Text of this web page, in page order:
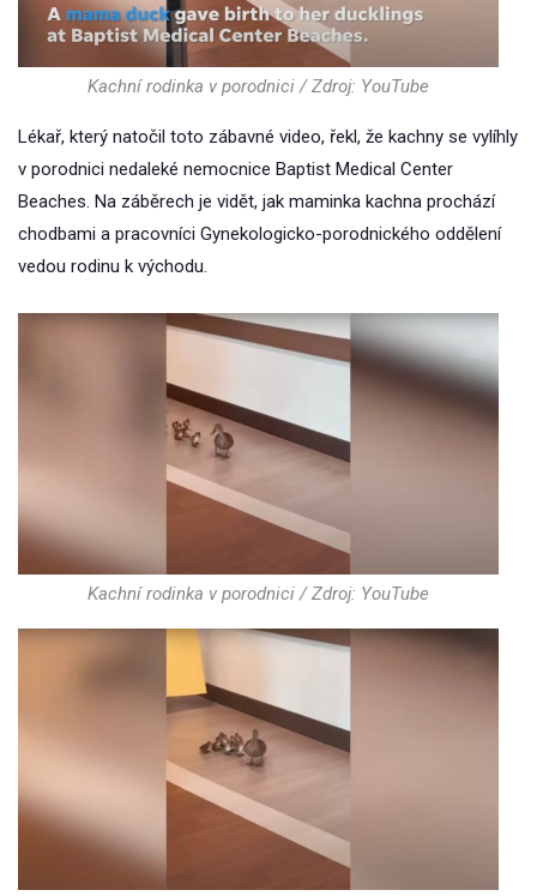
Kachní rodinka v porodnici / Zdroj: YouTube
Lékař, který natočil toto zábavné video, řekl, že kachny se vylíhly
v porodnici nedaleké nemocnice Baptist Medical Center
Beaches. Na záběrech je vidět, jak maminka kachna prochází
chodbami a pracovníci Gynekologicko-porodnického oddělení
vedou rodinu k východu.
Kachní rodinka v porodnici / Zdroj: YouTube